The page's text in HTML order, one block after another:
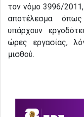
τον νόμο 3996/
αποτέλεσμα όπως
υπάρχουν
ώρες εργασίας,
μισθού.